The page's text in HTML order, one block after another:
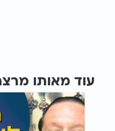
עוד מאותו